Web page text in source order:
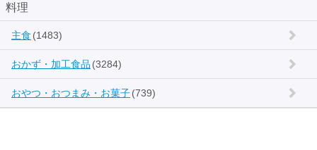
料理
主食 (1483)
おかず・加工食品 (3284)
おやつ・おつまみ・お菓子(739)